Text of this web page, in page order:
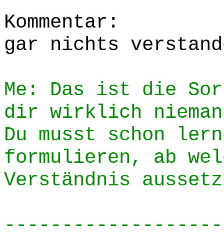
Kommentar:
gar nichts
Me: Das ist die
dir wirklich
Du musst schon
formulieren, ab
Verständnis